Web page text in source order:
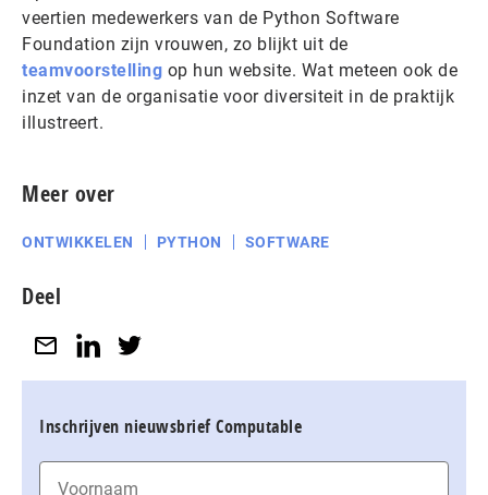
veertien medewerkers van de Python Software
Foundation zijn vrouwen, zo blijkt uit de
teamvoorstelling op hun website. Wat meteen ook de
inzet van de organisatie voor diversiteit in de praktijk
illustreert.
Meer over
ONTWIKKELEN PYTHON SOFTWARE
Deel
Inschrijven nieuwsbrief Computable